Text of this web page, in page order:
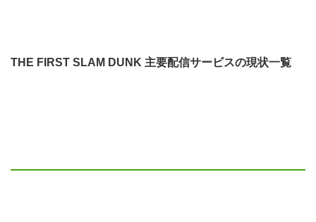
THE FIRST SLAM DUNK 主要配信サービスの現状一覧